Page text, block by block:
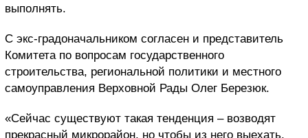
выполнять.
С экс-градоначальником согласен и представитель
Комитета по вопросам государственного
строительства, региональной политики и местного
самоуправления Верховной Рады Олег Березюк.
«Сейчас существуют такая тенденция – возводят
прекрасный микрорайон, но чтобы из него выехать,